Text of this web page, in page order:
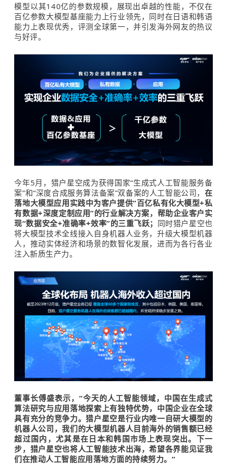
模型以其140亿的参数规模，展现出卓越的性能，不仅在
百亿参数大模型基座能力上行业领先，同时在日语和韩语
能力上表现优秀，评测全球第一，并引发海外网友的热议
与好评。
今年5月，猎户星空成为获得国家“生成式人工智能服务备
案”和“深度合成服务算法备案”双备案的人工智能公司，在
落地大模型应用实践中为客户提供“百亿私有化大模型+私
有数据+深度定制应用”的行业解决方案， 帮助企业客户实
现“数据安全+准确率+效率”的三重飞跃； 同时猎户星空也
将大模型技术全线接入自身机器人业务，升级大模型机器
人，推动实体经济和场景的数智化发展，进而为各行各业
注入新质生产力。
董事长傅盛表示，“今天的人工智能领域， 中国在生成式
算法研究与应用落地探索上有独特优势， 中国企业在全球
具有充分的竞争力。猎户星空是行业内唯一自研大模型的
机器人公司，我们的大模型机器人目前海外的销售额已经
超过国内，尤其是在日本和韩国市场上表现突出。下一
步，猎户星空也将人工智能技术出海，希望各界能见证我
们在推动人工智能应用落地方面的持续努力。”